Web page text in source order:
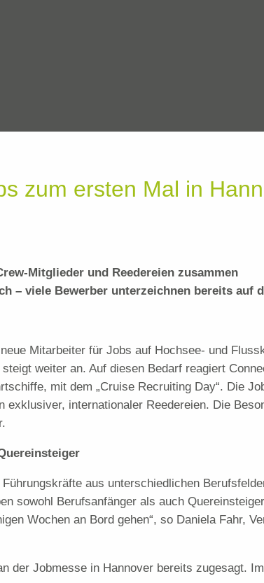
zum ersten Mal in
Mitglieder und Reedereien zusammen
– viele Bewerber unterzeichnen bereits auf
Mitarbeiter für Jobs auf Hochsee- und
weiter an. Auf diesen Bedarf reagiert
mit dem „Cruise Recruiting Day“. Die
exklusiver, internationaler Reedereien. Die
aus unterschiedlichen
sowohl Berufsanfänger als auch
Wochen an Bord gehen“, so Daniela Fahr,
der Jobmesse in Hannover bereits zugesagt.